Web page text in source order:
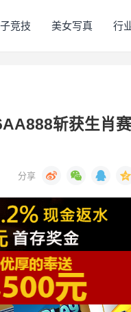
竞技 美女写真 行
斩获生肖赛